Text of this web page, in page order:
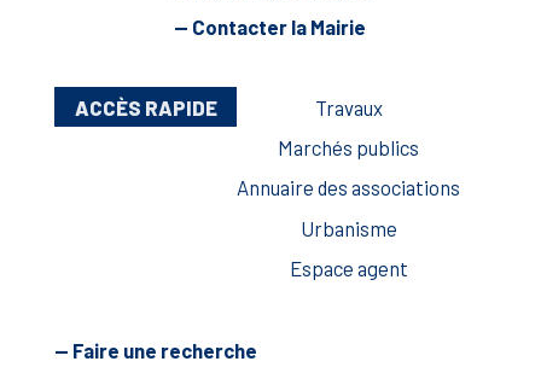
— Contacter la Mairie
ACCÈS RAPIDE
Travaux
Marchés publics
Annuaire des associations
Urbanisme
Espace agent
— Faire une recherche